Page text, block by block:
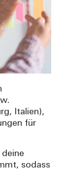
Italien),
für
sodass